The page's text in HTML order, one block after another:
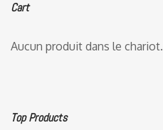
Cart
Aucun produit dans le chariot.
Top Products